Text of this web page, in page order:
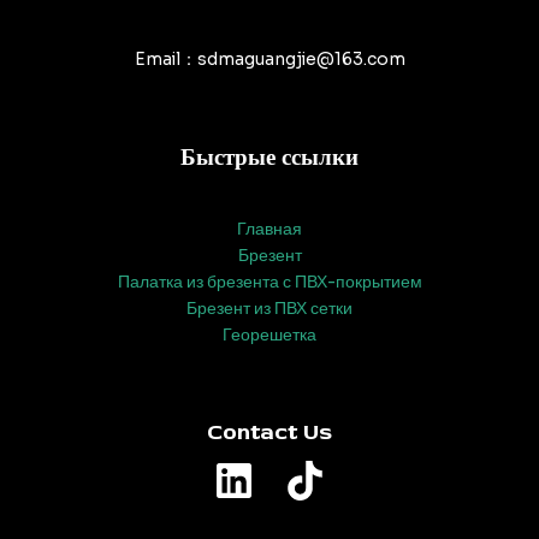
Email：sdmaguangjie@163.com
Быстрые ссылки
Главная
Брезент
Палатка из брезента с ПВХ-покрытием
Брезент из ПВХ сетки
Георешетка
Contact Us